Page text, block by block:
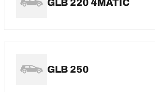
GLB 220 4MATIC
GLB 250